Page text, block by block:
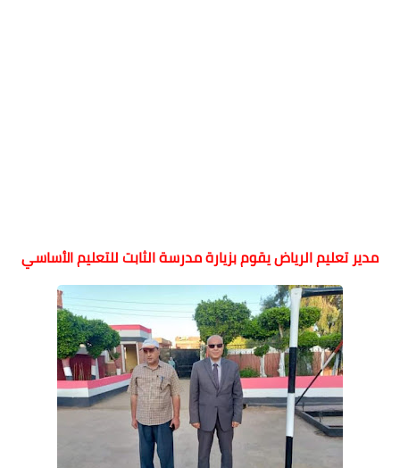
مدير تعليم الرياض يقوم بزيارة مدرسة الثابت للتعليم الأساسي